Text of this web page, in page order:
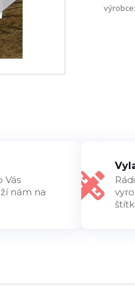
výrobce:
Vás
nám na